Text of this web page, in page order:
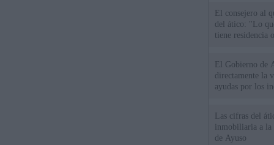
El consejero al
del ático: "Lo
tiene residencia
El Gobierno de
directamente la
ayudas por los
Las cifras del
inmobiliaria a la
de Ayuso